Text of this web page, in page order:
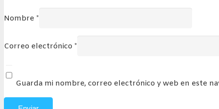
Nombre *
Correo electrónico *
Guarda mi nombre, correo electrónico y web en este